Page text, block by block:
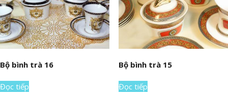
Bộ bình trà 16
Đọc tiếp
Bộ bình trà 15
Đọc tiếp